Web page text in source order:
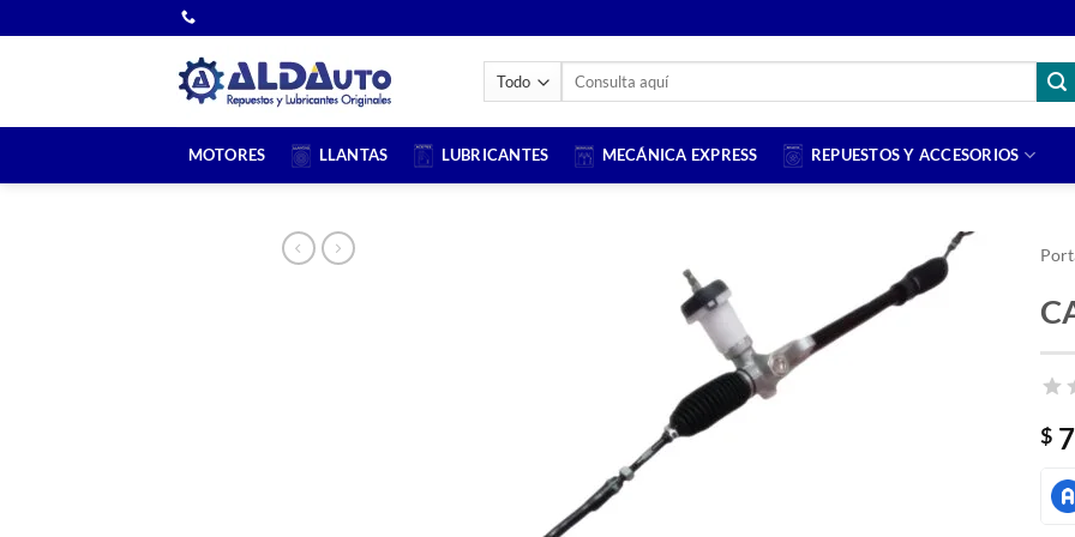
al
Buscar
MOTORES LLANTAS LUBRICANTES MECÁNICA EXPRESS REPUESTOS Y ACCESORIOS
$